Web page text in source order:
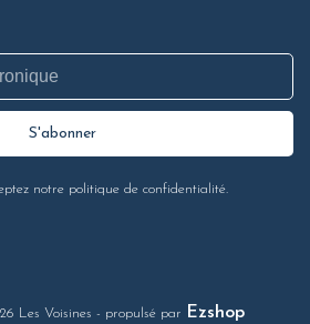
S'abonner
notre politique de confidentialité.
Les Voisines - propulsé par Ezshop